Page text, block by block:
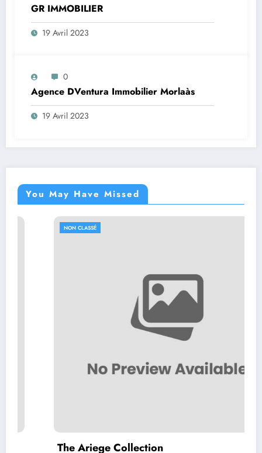
GR IMMOBILIER
19 Avril 2023
0
Agence DVentura Immobilier Morlaàs
19 Avril 2023
You May Have Missed
The Ariege Collection